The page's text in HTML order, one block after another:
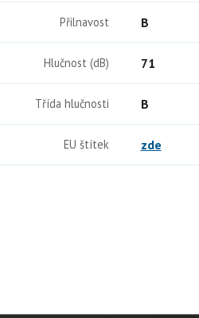
Přilnavost B
Hlučnost (dB) 71
Třída hlučnosti B
EU štítek zde